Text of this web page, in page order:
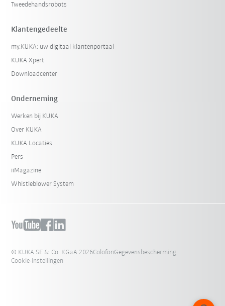
Tweedehandsrobots
Klantengedeelte
my.KUKA: uw digitaal klantenportaal
KUKA Xpert
Downloadcenter
Onderneming
Werken bij KUKA
Over KUKA
KUKA Locaties
Pers
iiMagazine
Whistleblower System
© KUKA SE & Co. KGaA 2026ColofonGegevensbescherming
Cookie-instellingen